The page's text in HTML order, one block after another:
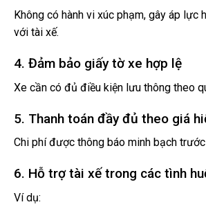
Không có hành vi xúc phạm, gây áp lực
với tài xế.
4. Đảm bảo giấy tờ xe hợp lệ
Xe cần có đủ điều kiện lưu thông theo
5. Thanh toán đầy đủ theo giá
Chi phí được thông báo minh bạch
6. Hỗ trợ tài xế trong các tình
Ví dụ: